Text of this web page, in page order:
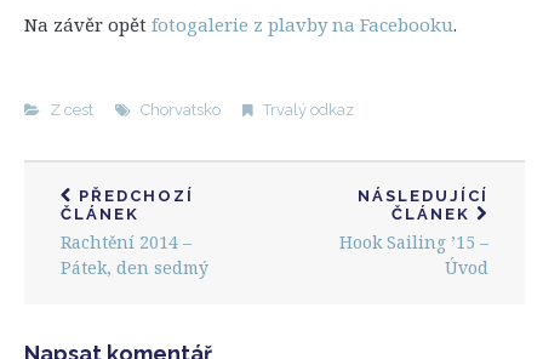
Na závěr opět fotogalerie z plavby na Facebooku.
Z cest Chorvatsko Trvalý odkaz
PŘEDCHOZÍ
ČLÁNEK
Rachtění 2014 –
Pátek, den sedmý
NÁSLEDUJÍCÍ
ČLÁNEK
Hook Sailing ’15 –
Úvod
Napsat komentář